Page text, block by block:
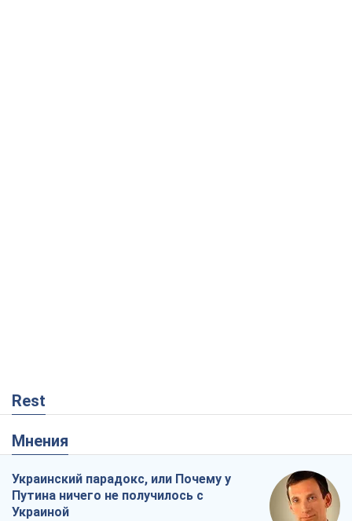
Rest
Мнения
Украинский парадокс, или Почему у
Путина ничего не получилось с
Украиной